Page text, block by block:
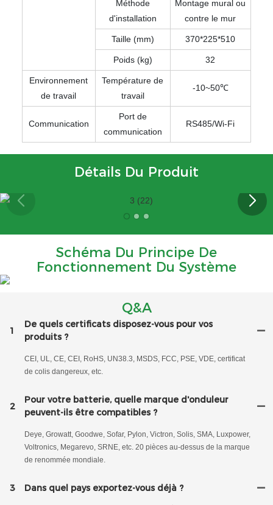
Méthode
d'installation
Montage mural ou
contre le mur
Taille (mm) 370*225*510
Poids (kg) 32
Environnement
de travail
Température de
travail
-10~50℃
Communication
Port de
communication
RS485/Wi-Fi
Détails Du Produit
Schéma Du Principe De
Fonctionnement Du Système
Q&A
1
De quels certificats disposez-vous pour vos
produits ?
CEI, UL, CE, CEI, RoHS, UN38.3, MSDS, FCC, PSE, VDE, certificat
de colis dangereux, etc.
2
Pour votre batterie, quelle marque d'onduleur
peuvent-ils être compatibles ?
Deye, Growatt, Goodwe, Sofar, Pylon, Victron, Solis, SMA, Luxpower,
Voltronics, Megarevo, SRNE, etc. 20 pièces au-dessus de la marque
de renommée mondiale.
3 Dans quel pays exportez-vous déjà ?